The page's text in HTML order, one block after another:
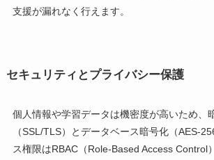
支援が漏れなく行えます。
セキュリティとプライバシー保護
個人情報や学習データは機密度が高いため、
（SSL/TLS）とデータベース暗号化（AES-
ス権限はRBAC（Role-Based Access Control